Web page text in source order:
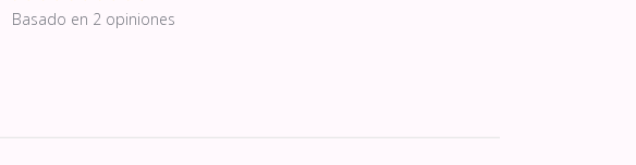
Basado en 2 opiniones